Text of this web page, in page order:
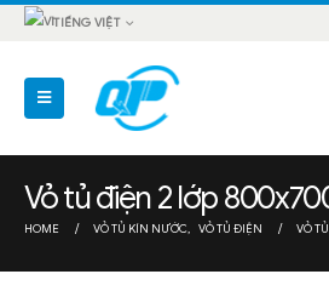
TIẾNG VIỆT
Vỏ tủ điện 2 lớp
HOME VỎ TỦ KÍN NƯỚC, VỎ TỦ ĐIỆN VỎ